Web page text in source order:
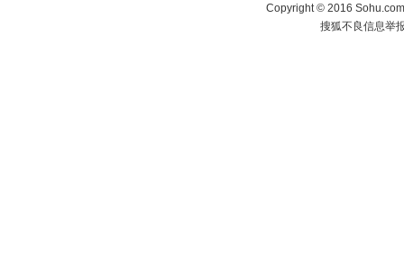
Copyright©2016
搜狐不良信息举